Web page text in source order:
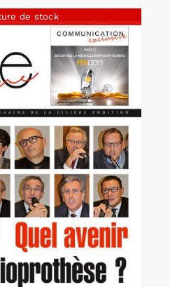
de stock